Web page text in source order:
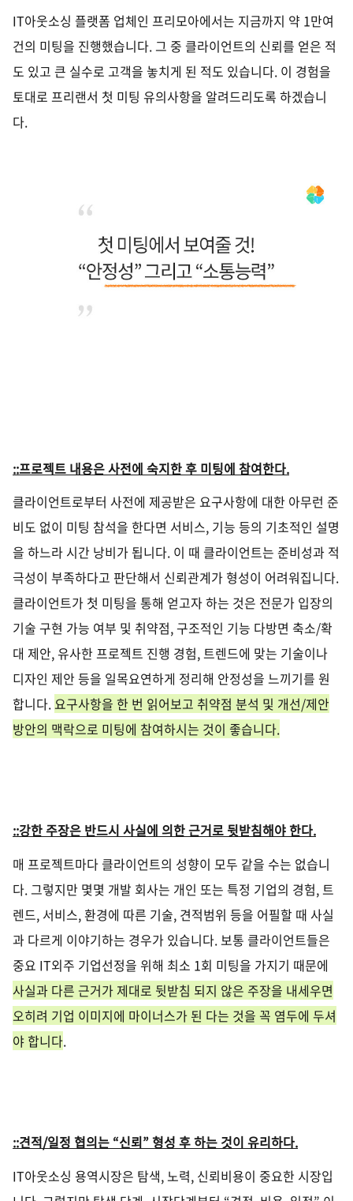
IT아웃소싱 플랫폼 업체인 프리모아에서는 지금까지 약 1만여
건의 미팅을 진행했습니다. 그 중 클라이언트의 신뢰를 얻은 적
도 있고 큰 실수로 고객을 놓치게 된 적도 있습니다. 이 경험을
토대로 프리랜서 첫 미팅 유의사항을 알려드리도록 하겠습니
다.
::프로젝트 내용은 사전에 숙지한 후 미팅에 참여한다.
클라이언트로부터 사전에 제공받은 요구사항에 대한 아무런 준
비도 없이 미팅 참석을 한다면 서비스, 기능 등의 기초적인 설명
을 하느라 시간 낭비가 됩니다. 이 때 클라이언트는 준비성과 적
극성이 부족하다고 판단해서 신뢰관계가 형성이 어려워집니다.
클라이언트가 첫 미팅을 통해 얻고자 하는 것은 전문가 입장의
기술 구현 가능 여부 및 취약점,구조적인 기능 다방면 축소/확
대 제안,유사한 프로젝트 진행 경험,트렌드에 맞는 기술이나
디자인 제안 등을 일목요연하게 정리해 안정성을 느끼기를 원
합니다.요구사항을 한 번 읽어보고 취약점 분석 및 개선/제안
방안의 맥락으로 미팅에 참여하시는 것이 좋습니다.
::강한 주장은 반드시 사실에 의한 근거로 뒷받침해야 한다.
매 프로젝트마다 클라이언트의 성향이 모두 같을 수는 없습니
다. 그렇지만 몇몇 개발 회사는 개인 또는 특정 기업의 경험,트
렌드, 서비스, 환경에 따른 기술, 견적범위 등을 어필할 때 사실
과 다르게 이야기하는 경우가 있습니다.보통 클라이언트들은
중요 IT외주 기업선정을 위해 최소 1회 미팅을 가지기 때문에
사실과 다른 근거가 제대로 뒷받침 되지 않은 주장을 내세우면
오히려 기업 이미지에 마이너스가 된 다는 것을 꼭 염두에 두셔
야 합니다.
::견적/일정 협의는 “신뢰”형성 후 하는 것이 유리하다.
IT아웃소싱 용역시장은 탐색, 노력, 신뢰비용이 중요한 시장입